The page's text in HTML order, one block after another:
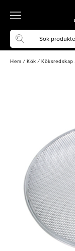
Hem / Kök / Köksredskap